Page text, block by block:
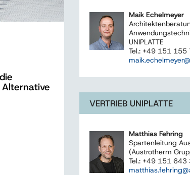
Maik Echelmeyer
UNIPLATTE
Tel.: +49 151
VERTRIEB UNIPLATTE
Matthias Fehring
Spartenleitung
(Austrotherm
Tel.: +49 151 643